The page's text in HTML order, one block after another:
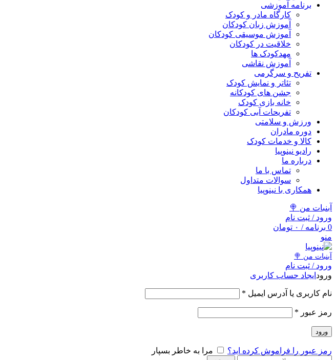
برنامه آموزشی
کارگاه مادر و کودک
آموزش زبان کودکان
آموزش موسیقی کودکان
خلاقیت در کودکان
مهد‌کودک ها
آموزش نقاشی
تفریح و سرگرمی
تئاتر و نمایش کودک
جشن های کودکانه
خانه بازی کودک
تفریحات آبی کودکان
ورزش و سلامتی
دوره مادران
کالا و خدمات کودک
رادیو نینوپیا
درباره ما
تماس با ما
سوالات متداول
همکاری با نینوپیا
آبنبات من 🍭
ورود / ثبت نام
0 برنامه / ۰ تومان
منو
آبنبات‌ من 🍭
ورود / ثبت نام
ورود ایجاد حساب کاربری
نام کاربری یا آدرس ایمیل *
رمز عبور *
ورود
رمز عبور را فراموش کرده اید؟ مرا به خاطر بسپار